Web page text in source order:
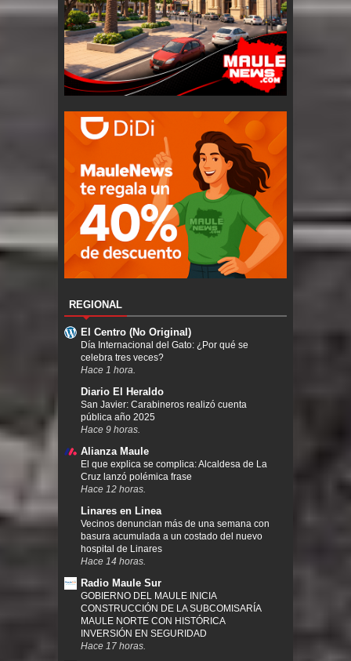
REGIONAL
El Centro (No Original)
Día Internacional del Gato: ¿Por qué se
celebra tres veces?
Hace 1 hora.
Diario El Heraldo
San Javier: Carabineros realizó cuenta
pública año 2025
Hace 9 horas.
Alianza Maule
El que explica se complica: Alcaldesa de La
Cruz lanzó polémica frase
Hace 12 horas.
Linares en Linea
Vecinos denuncian más de una semana con
basura acumulada a un costado del nuevo
hospital de Linares
Hace 14 horas.
Radio Maule Sur
GOBIERNO DEL MAULE INICIA
CONSTRUCCIÓN DE LA SUBCOMISARÍA
MAULE NORTE CON HISTÓRICA
INVERSIÓN EN SEGURIDAD
Hace 17 horas.